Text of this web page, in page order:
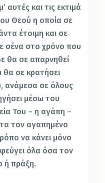
αυτές και τις εκτιμά
Θεού η οποία σε
έτοιμη και σε
σένα στο χρόνο που
θα σε απαρνηθεί
θα σε κρατήσει
ανάμεσα σε όλους
μέσω του
Του – η αγάπη –
τον αγαπημένο
να κάνει μόνο
όλα όσα τον
ή πράξη.